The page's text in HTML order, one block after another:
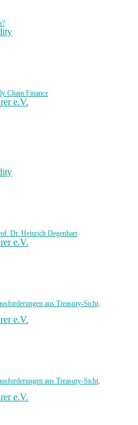
Chain Finance
e.V.
Dr. Heinrich Degenhart
e.V.
aus Treasury-Sicht,
e.V.
aus Treasury-Sicht,
e.V.